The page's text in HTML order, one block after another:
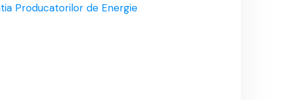
Producatorilor de Energie